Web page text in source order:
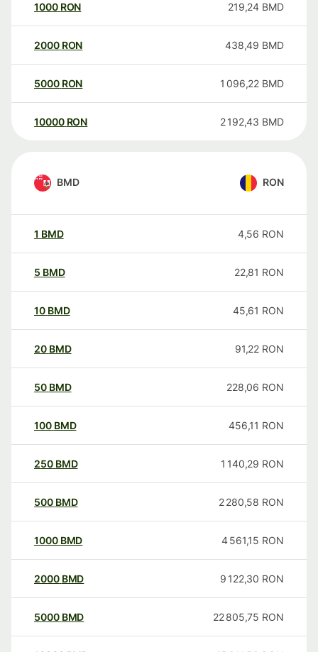
1000 RON 219,24 BMD
2000 RON 438,49 BMD
5000 RON 1 096,22 BMD
10000 RON 2 192,43 BMD
BMD RON
1 BMD 4,56 RON
5 BMD 22,81 RON
10 BMD 45,61 RON
20 BMD 91,22 RON
50 BMD 228,06 RON
100 BMD 456,11 RON
250 BMD 1 140,29 RON
500 BMD 2 280,58 RON
1000 BMD 4 561,15 RON
2000 BMD 9 122,30 RON
5000 BMD 22 805,75 RON